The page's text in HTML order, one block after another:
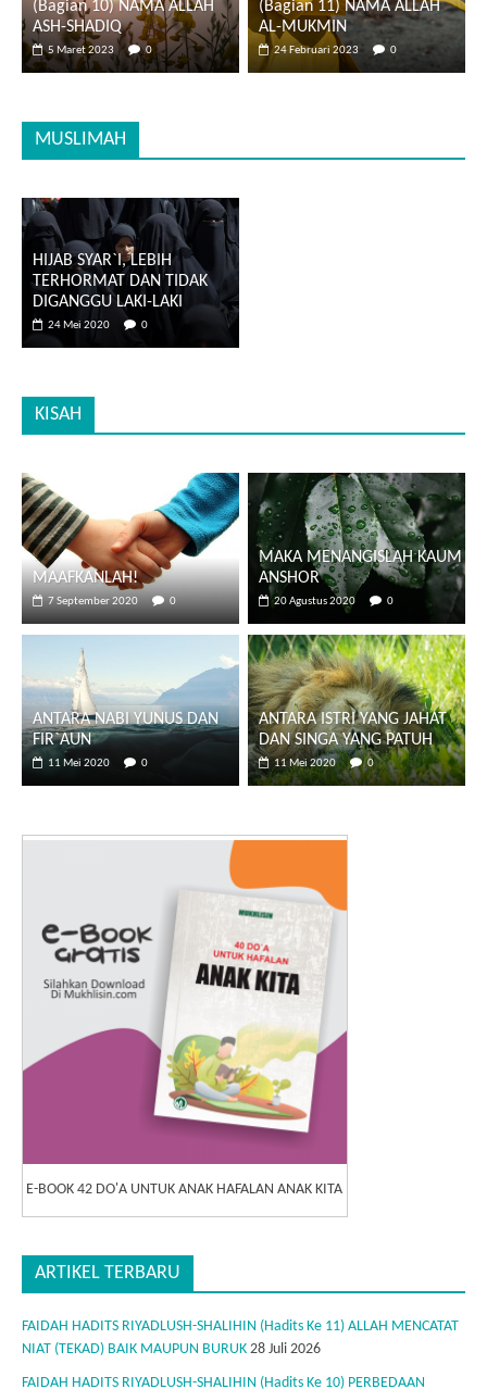
(Bagian 10) NAMA ALLAH
ASH-SHADIQ
5 Maret 2023 0
(Bagian 11) NAMA ALLAH
AL-MUKMIN
24 Februari 2023 0
MUSLIMAH
HIJAB SYAR`I, LEBIH
TERHORMAT DAN TIDAK
DIGANGGU LAKI-LAKI
24 Mei 2020 0
KISAH
MAAFKANLAH!
7 September 2020 0
MAKA MENANGISLAH KAUM
ANSHOR
20 Agustus 2020 0
ANTARA NABI YUNUS DAN
FIR`AUN
11 Mei 2020 0
ANTARA ISTRI YANG JAHAT
DAN SINGA YANG PATUH
11 Mei 2020 0
E-BOOK 42 DO'A UNTUK ANAK HAFALAN ANAK KITA
ARTIKEL TERBARU
FAIDAH HADITS RIYADLUSH-SHALIHIN (Hadits Ke 11) ALLAH MENCATAT
NIAT (TEKAD) BAIK MAUPUN BURUK 28 Juli 2026
FAIDAH HADITS RIYADLUSH-SHALIHIN (Hadits Ke 10) PERBEDAAN